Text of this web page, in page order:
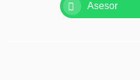
Asesor